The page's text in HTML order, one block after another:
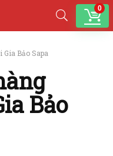
0
Bảo Sapa
Bảo